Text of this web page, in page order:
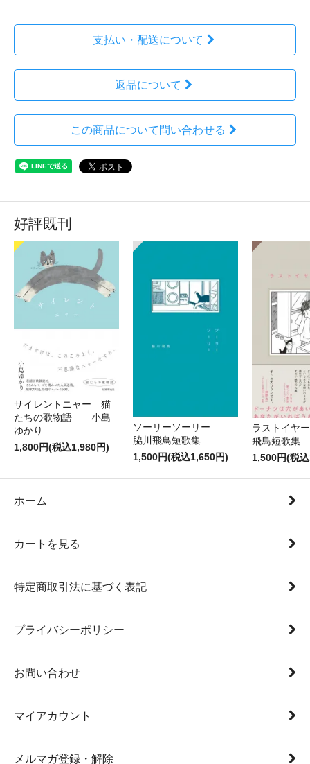
支払い・配送について
返品について
この商品について問い合わせる
好評既刊
サイレントニャー 猫
たちの歌物語 小島
ゆかり
1,800円(税込1,980円)
ソーリーソーリー
脇川飛鳥短歌集
1,500円(税込1,650円)
ラストイ
飛鳥短
1,500円(税
ホーム
カートを見る
特定商取引法に基づく表記
プライバシーポリシー
お問い合わせ
マイアカウント
メルマガ登録・解除